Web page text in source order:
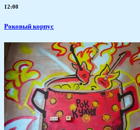
12:00
Роковый корпус